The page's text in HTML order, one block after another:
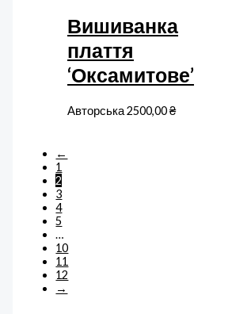
Вишиванка
плаття
‘Оксамитове’
Авторська2500,00₴
←
1
2
3
4
5
…
10
11
12
→